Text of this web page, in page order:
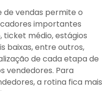
de vendas permite o
importantes
ticket médio, estágios
baixas, entre outros,
de cada etapa de
vendedores. Para
a rotina fica mais